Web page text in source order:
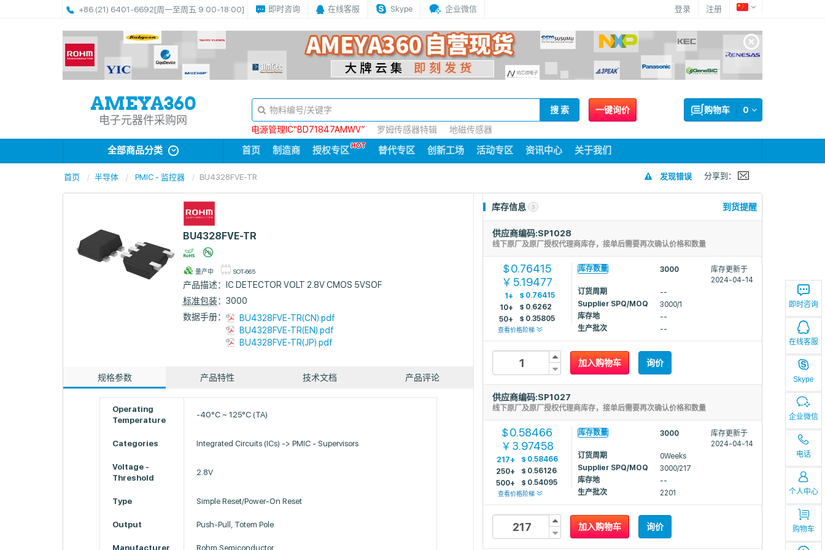
+86 (21) 6401-6692[周一至周五 9:00-18:00] 即时咨询 在线客服 Skype 企业微信 登录 注册
即时咨询
在线客服
Skype
企业微信
电话
个人中心
购物车
电子元器件采购网
一键询价 0
购物车
搜 索
电源管理IC“BD71847AMWV”
罗姆传感器特辑 地磁传感器
全部商品分类 首页 制造商 授权专区 替代专区 创新工场 活动专区 资讯中心 关于我们
首页 半导体 PMIC - 监控器 BU4328FVE-TR 发现错误 分享到：
BU4328FVE-TR
量产中 SOT-665
产品描述：
IC DETECTOR VOLT 2.8V CMOS 5VSOF
标准包装：3000
数据手册：
BU4328FVE-TR(CN).pdf
BU4328FVE-TR(EN).pdf
BU4328FVE-TR(JP).pdf
规格参数 产品特性 技术文档 产品评论
Operating
Temperature
-40°C ~ 125°C (TA)
Categories Integrated Circuits (ICs) -> PMIC - Supervisors
Voltage -
Threshold
2.8V
Type Simple Reset/Power-On Reset
Output Push-Pull, Totem Pole
Manufacturer Rohm Semiconductor
库存信息 3 到货提醒
供应商编码:SP1028
线下原厂及原厂授权代理商库存，接单后需要再次确认价格和数量
$0.76415
￥ 5.19477
查看价格阶梯
1+ $ 0.76415
10+
$ 0.6262
50+
$ 0.35805
库存数量 3000
库存更新于
2024-04-14
订货周期
--
Supplier SPQ/MOQ
3000/1
库存地
--
生产批次
--
加入购物车 询价
供应商编码:SP1027
线下原厂及原厂授权代理商库存，接单后需要再次确认价格和数量
$0.58466
￥ 3.97458
查看价格阶梯
217+ $ 0.58466
250+
$ 0.56126
500+
$ 0.54095
库存数量 3000
库存更新于
2024-04-14
订货周期
0Weeks
Supplier SPQ/MOQ
3000/217
库存地
--
生产批次
2201
加入购物车 询价